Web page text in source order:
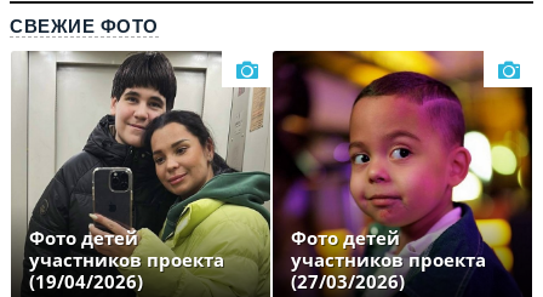
СВЕЖИЕ ФОТО
Фото детей
участников проекта
(19/04/2026)
Фото детей
участников проекта
(27/03/2026)